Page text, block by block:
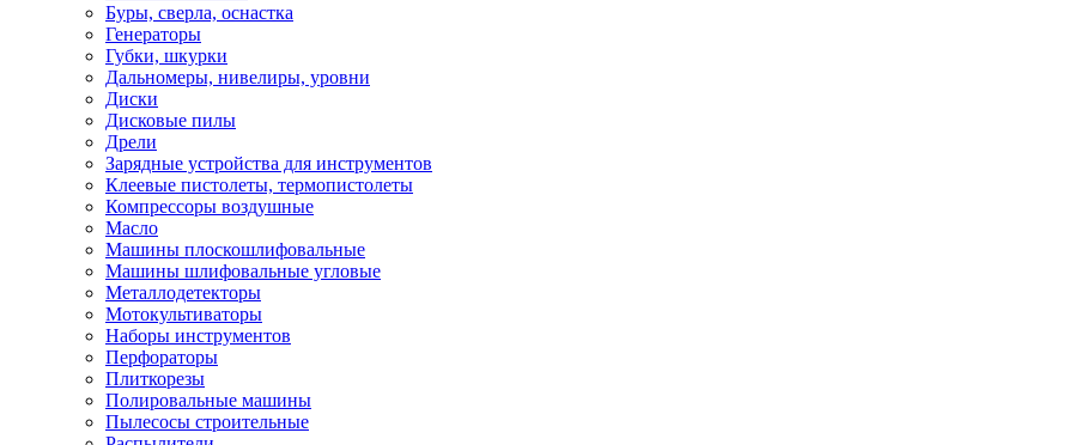
Буры, сверла, оснастка
Генераторы
Губки, шкурки
Дальномеры, нивелиры, уровни
Диски
Дисковые пилы
Дрели
Зарядные устройства для инструментов
Клеевые пистолеты, термопистолеты
Компрессоры воздушные
Масло
Машины плоскошлифовальные
Машины шлифовальные угловые
Металлодетекторы
Мотокультиваторы
Наборы инструментов
Перфораторы
Плиткорезы
Полировальные машины
Пылесосы строительные